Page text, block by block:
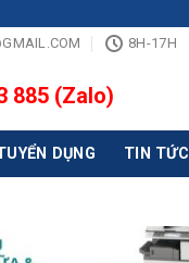
8H-17H
885 (Zalo)
DỤNG TIN TỨC